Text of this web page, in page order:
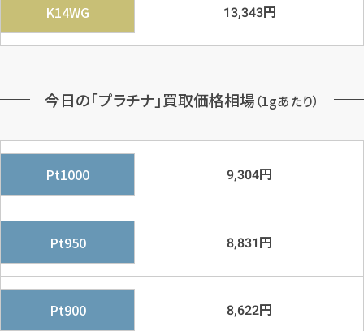
K14WG 13,343円
今日の「プラチナ」買取価格相場（1gあたり）
Pt1000 9,304円
Pt950 8,831円
Pt900 8,622円